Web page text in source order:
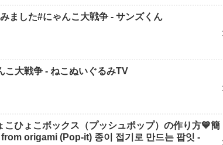
ました#にゃんこ大戦争 - サンズくん
こ大戦争 - ねこぬいぐるみTV
こひょこボックス（プッシュポップ）の作り方💙簡
origami (Pop-it) 종이 접기로 만드는 팝잇 -